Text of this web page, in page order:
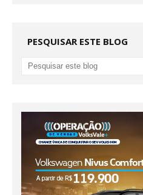
PESQUISAR ESTE BLOG